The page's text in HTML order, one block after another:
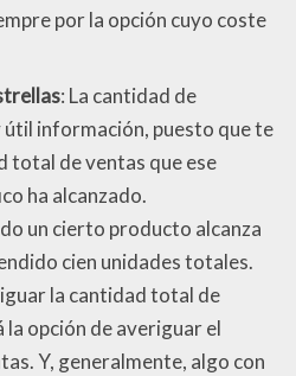
por la opción cuyo coste
: La cantidad de
útil información, puesto que te
total de ventas que ese
ha alcanzado.
un cierto producto alcanza
cien unidades totales.
la cantidad total de
opción de averiguar el
Y, generalmente, algo con